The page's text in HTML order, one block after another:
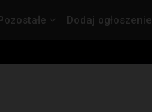
Dodaj ogłoszenie